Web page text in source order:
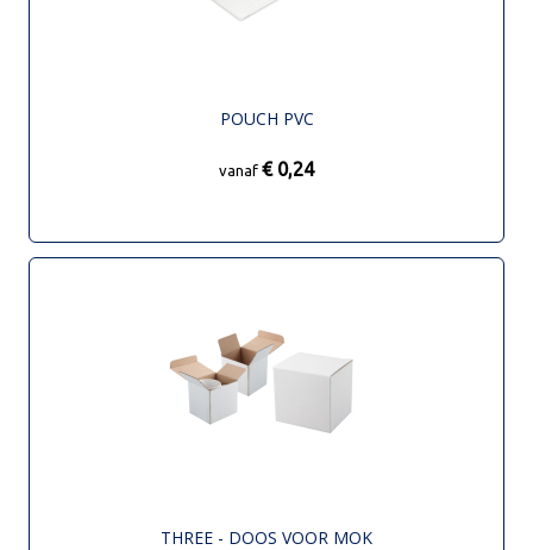
POUCH PVC
vanaf € 0,24
THREE - DOOS VOOR MOK